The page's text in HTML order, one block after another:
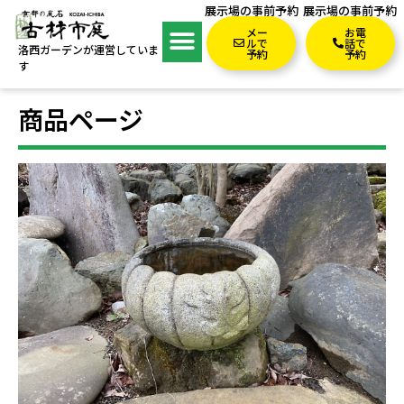
洛西ガーデンが運営していま
す
展示場の事前予約
メー
ルで
予約
展示場の事前予約
お電
話で
予約
商品ページ